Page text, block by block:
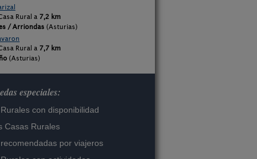
Rural a 7,2 km
/ Arriondas (Asturias)
Rural a 7,7 km
(Asturias)
especiales:
con disponibilidad
Casas Rurales
por viajeros